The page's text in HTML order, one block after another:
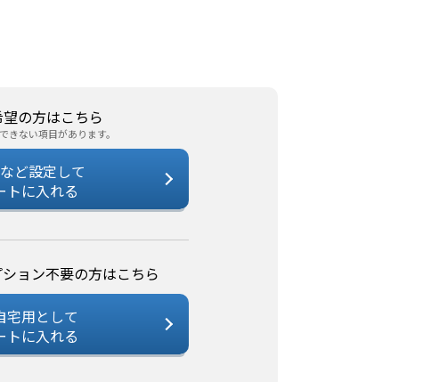
の方はこちら
ない項目があります。
ど設定して
トに入れる
ョン不要の方はこちら
宅用として
トに入れる